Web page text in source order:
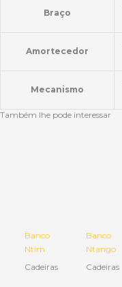
Braço
Amortecedor
Mecanismo
Também lhe pode interessar
Banco
Ntim
Cadeiras
Banco
Ntango
Cadeiras